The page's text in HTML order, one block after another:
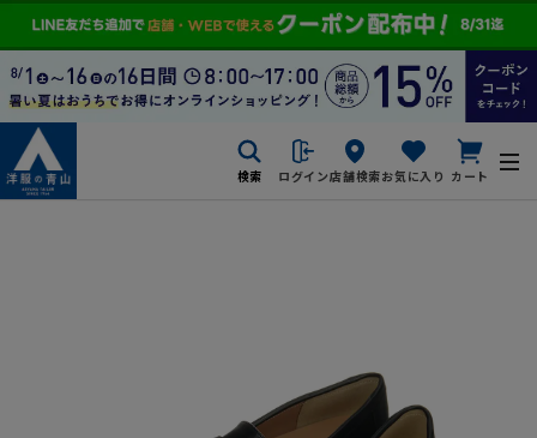
検索 ログイン店舗検索お気に入り カート